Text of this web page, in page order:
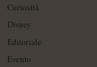
Curiosità
Disney
Editoriale
Evento